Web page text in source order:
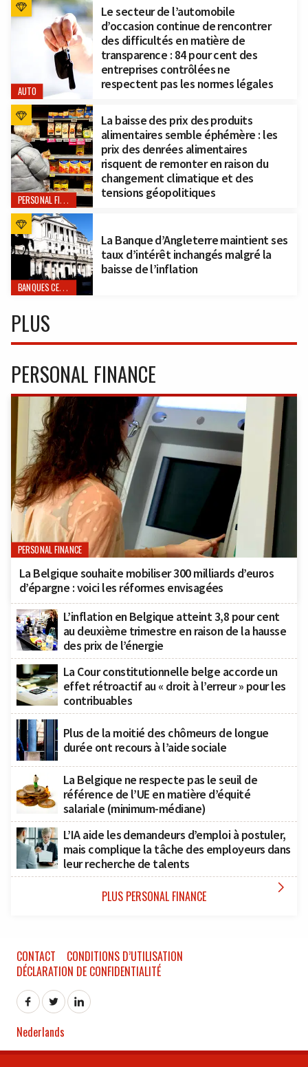
AUTO
Le secteur de l’automobile
d’occasion continue de rencontrer
des difficultés en matière de
transparence : 84 pour cent des
entreprises contrôlées ne
respectent pas les normes légales
PERSONAL FINANCE
La baisse des prix des produits
alimentaires semble éphémère : les
prix des denrées alimentaires
risquent de remonter en raison du
changement climatique et des
tensions géopolitiques
BANQUES CENTRALES
La Banque d’Angleterre maintient ses
taux d’intérêt inchangés malgré la
baisse de l’inflation
PLUS
PERSONAL FINANCE
PERSONAL FINANCE
La Belgique souhaite mobiliser 300 milliards d’euros
d’épargne : voici les réformes envisagées
L’inflation en Belgique atteint 3,8 pour cent
au deuxième trimestre en raison de la hausse
des prix de l’énergie
La Cour constitutionnelle belge accorde un
effet rétroactif au « droit à l’erreur » pour les
contribuables
Plus de la moitié des chômeurs de longue
durée ont recours à l’aide sociale
La Belgique ne respecte pas le seuil de
référence de l’UE en matière d’équité
salariale (minimum-médiane)
L’IA aide les demandeurs d’emploi à postuler,
mais complique la tâche des employeurs dans
leur recherche de talents
PLUS PERSONAL FINANCE 
CONTACT
CONDITIONS D’UTILISATION
DÉCLARATION DE CONFIDENTIALITÉ
Nederlands